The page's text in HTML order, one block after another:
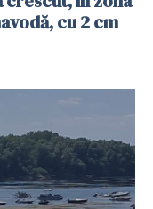
cu 2 cm